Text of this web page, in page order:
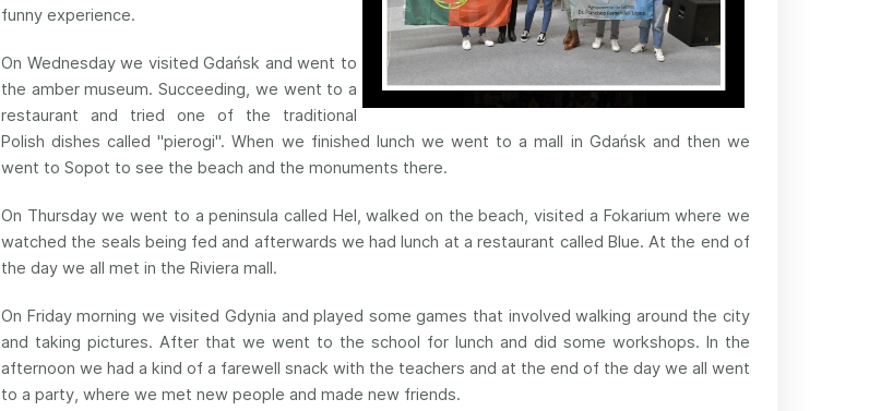
funny experience.
On Wednesday we visited Gdańsk and went to
the amber museum. Succeeding, we went to a
restaurant and tried one of the traditional
Polish dishes called "pierogi". When we finished lunch we went to a mall in Gdańsk and then we
went to Sopot to see the beach and the monuments there.
On Thursday we went to a peninsula called Hel, walked on the beach, visited a Fokarium where we
watched the seals being fed and afterwards we had lunch at a restaurant called Blue. At the end of
the day we all met in the Riviera mall.
On Friday morning we visited Gdynia and played some games that involved walking around the city
and taking pictures. After that we went to the school for lunch and did some workshops. In the
afternoon we had a kind of a farewell snack with the teachers and at the end of the day we all went
to a party, where we met new people and made new friends.